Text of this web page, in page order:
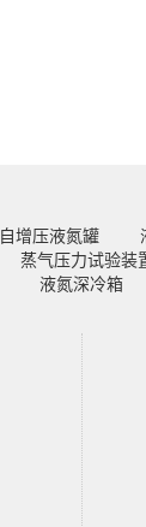
自增压液氮罐
蒸气压力试验装
液氮深冷箱